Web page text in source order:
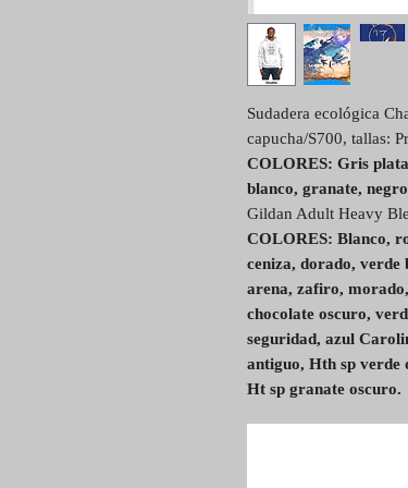
Sudadera ecológica
capucha/S700, tallas:
COLORES: Gris
blanco, granate,
Gildan Adult Heavy
COLORES: Blanco,
ceniza, dorado, verde
arena, zafiro,
chocolate oscuro,
seguridad, azul
antiguo, Hth sp
Ht sp granate oscuro.